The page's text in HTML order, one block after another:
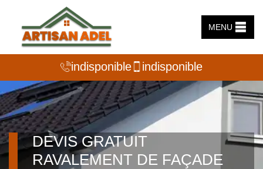
MENU
indisponible indisponible
DEVIS GRATUIT
RAVALEMENT DE FAÇADE